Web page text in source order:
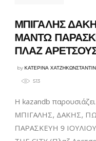
ΜΠΙΓΑΛΗΣ
ΜΑΝΤΩ
ΠΛΑΖ
byΚΑΤΕΡΙΝΑ
513
Η kazandb
ΜΠΙΓΑΛΗΣ, ΔΑΚΗΣ,
ΠΑΡΑΣΚΕΥΗ 9 ΙΟΥΛΙΟΥ